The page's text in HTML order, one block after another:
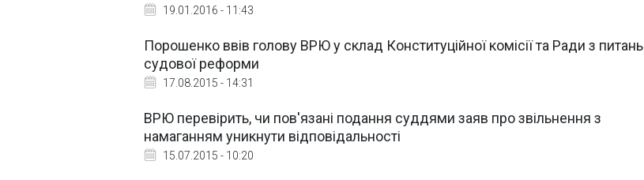
19.01.2016 - 11:43
Порошенко ввів голову ВРЮ у склад Конституційної комісії та Ради з питань
судової реформи
17.08.2015 - 14:31
ВРЮ перевірить, чи пов'язані подання суддями заяв про звільнення з
намаганням уникнути відповідальності
15.07.2015 - 10:20